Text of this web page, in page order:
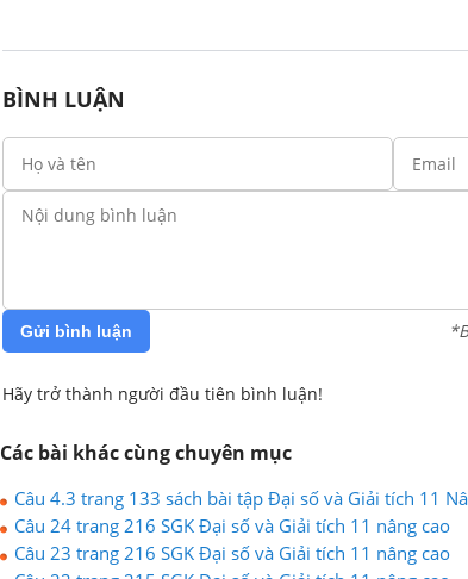
BÌNH LUẬN
Gửi bình luận
Hãy trở thành người đầu tiên bình luận!
Các bài khác cùng chuyên mục
Câu 4.3 trang 133 sách bài tập Đại số và Giải tích 11
Câu 24 trang 216 SGK Đại số và Giải tích 11 nâng cao
Câu 23 trang 216 SGK Đại số và Giải tích 11 nâng cao